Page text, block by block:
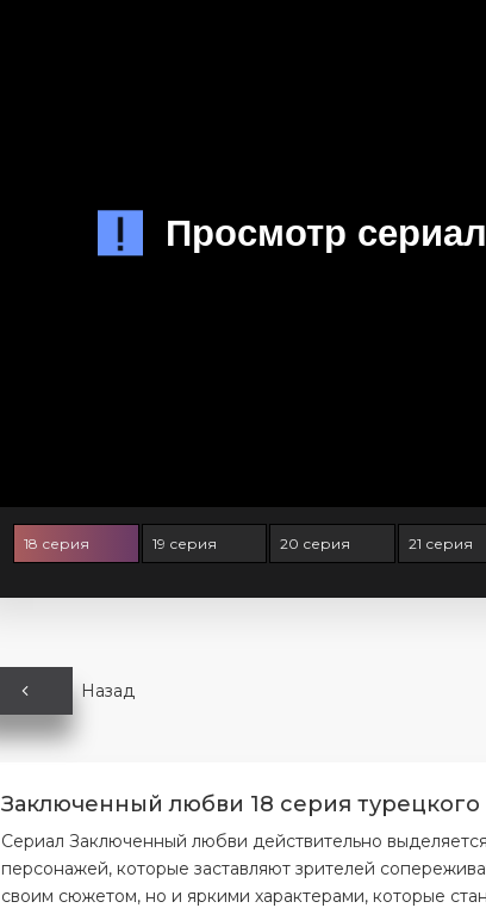
18 серия 19 серия 20 серия 21 серия
Назад
Заключенный любви 18 серия
Сериал Заключенный любви действительно
персонажей, которые заставляют зрителей
своим сюжетом, но и яркими характерами, которые